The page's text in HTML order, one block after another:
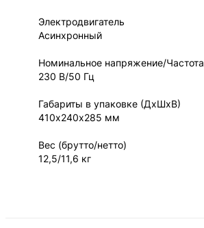
Электродвигатель
Асинхронный
Номинальное напряжение/Частота
230 В/50 Гц
Габариты в упаковке (ДхШхВ)
410х240х285 мм
Вес (брутто/нетто)
12,5/11,6 кг